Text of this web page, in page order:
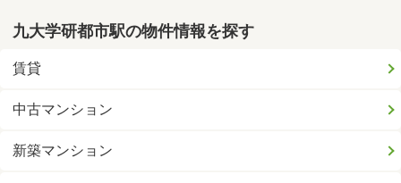
九大学研都市駅の物件情報を探す
賃貸
中古マンション
新築マンション